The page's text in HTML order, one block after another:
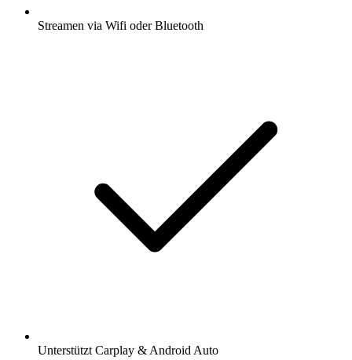
Streamen via Wifi oder Bluetooth
Unterstützt Carplay & Android Auto